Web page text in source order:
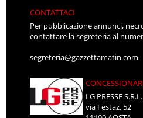
CONTATTACI
Per pubblicazione annunci,
contattare la segreteria al
segreteria@gazzettamatin.com
LG PRESSE S.R.L.
via Festaz, 52